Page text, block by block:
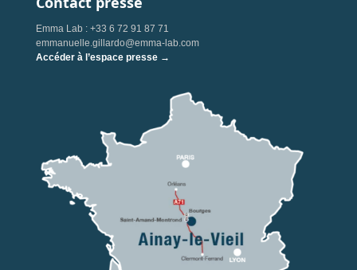
Emma Lab : +33 6 72 91 87 71
emmanuelle.gillardo@emma-lab.com
Accéder à l’espace presse →